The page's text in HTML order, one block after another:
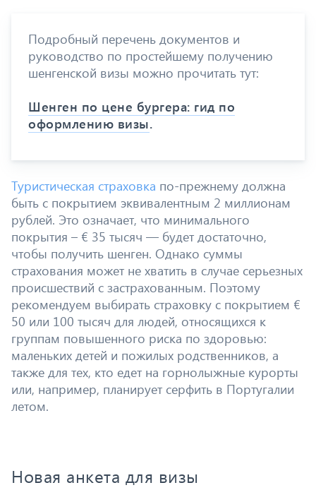
Подробный перечень документов и
руководство по простейшему получению
шенгенской визы можно прочитать тут:
Шенген по цене бургера: гид по
оформлению визы.
Туристическая страховка по-прежнему должна
быть с покрытием эквивалентным 2 миллионам
рублей. Это означает, что минимального
покрытия – € 35 тысяч — будет достаточно,
чтобы получить шенген. Однако суммы
страхования может не хватить в случае серьезных
происшествий с застрахованным. Поэтому
рекомендуем выбирать страховку с покрытием €
50 или 100 тысяч для людей, относящихся к
группам повышенного риска по здоровью:
маленьких детей и пожилых родственников, а
также для тех, кто едет на горнолыжные курорты
или, например, планирует серфить в Португалии
летом.
Новая анкета для визы